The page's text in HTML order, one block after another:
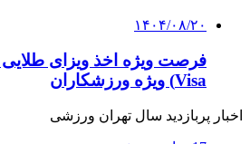
۱۴۰۴/۰۸/۲۰
Visa) ویژه ورزشکاران
اخبار پربازدید سال تهران ورزشی